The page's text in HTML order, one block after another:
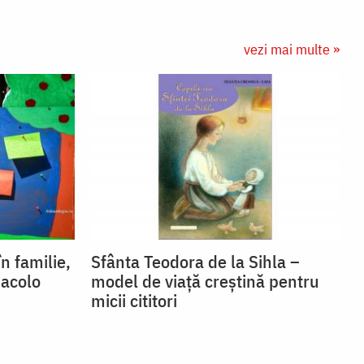
vezi mai multe »
familie,
Sfânta Teodora de la Sihla –
model de viaţă creştină pentru
micii cititori